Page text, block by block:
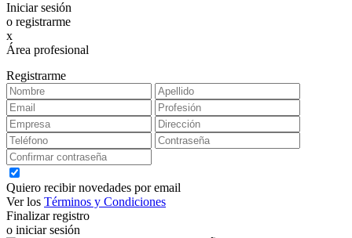
Iniciar sesión
o registrarme
x
Área profesional
Registrarme
Quiero recibir novedades por email
Ver los Términos y Condiciones
Finalizar registro
o iniciar sesión